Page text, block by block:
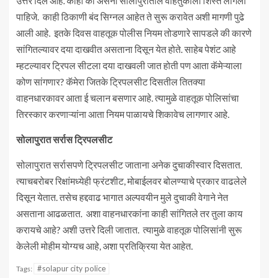
पाहिजे. काही ठिकाणी बंद सिग्नल आहेत ते सुरू करावेत अशी मागणी पुढे
आली आहे. इतके दिवस वाहतूक पोलीस नियम तोडणारे सापडले की कारणे
सांगितल्यावर दया दाखवीत असताना दिसून येत होते. साहेब पेशंट आहे
म्हटल्यावर ट्रिपल सीटला दया दाखवली जात होती पण आता कॅमेऱ्याला
कोण सांगणार? कॅमेरा जितके ट्रिपलसीट दिसतील तितक्या
वाहनधारकावर आता ई चलान बसणार आहे. त्यामुळे वाहतूक पोलिसांचा
तिरस्कार करणाऱ्यांना आता नियम पाळायचे शिकावेच लागणार आहे.
सोलापुरात सर्रास ट्रिपलसीट
सोलापुरात सर्रासपणे ट्रिपलसीट जाताना अनेक दुचाकीस्वार दिसतात.
त्याचबरोबर रिक्षांमध्येही फ्रंटशीट, मोबाईलवर बोलण्याचे प्रकार वाढलेले
दिसून येतात. तसेच हद्दवाढ भागात अल्पवयीन मुले दुचाकी वेगाने नेत
असताना आढळतात. अशा वाहनधारकांना काही सांगितले तर तुला काय
करायचे आहे? अशी उत्तरे दिली जातात. त्यामुळे वाहतूक पोलिसांनी सुरू
केलेली मोहीम योग्यच आहे, अशा प्रतिक्रिया येत आहेत.
Tags: #solapur city police